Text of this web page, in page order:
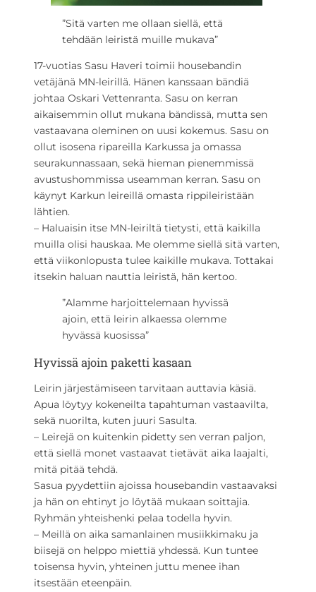
”Sitä varten me ollaan siellä, että
tehdään leiristä muille mukava”
17-vuotias Sasu Haveri toimii housebandin
vetäjänä MN-leirillä. Hänen kanssaan bändiä
johtaa Oskari Vettenranta. Sasu on kerran
aikaisemmin ollut mukana bändissä, mutta sen
vastaavana oleminen on uusi kokemus. Sasu on
ollut isosena ripareilla Karkussa ja omassa
seurakunnassaan, sekä hieman pienemmissä
avustushommissa useamman kerran. Sasu on
käynyt Karkun leireillä omasta rippileiristään
lähtien.
– Haluaisin itse MN-leiriltä tietysti, että kaikilla
muilla olisi hauskaa. Me olemme siellä sitä varten,
että viikonlopusta tulee kaikille mukava. Tottakai
itsekin haluan nauttia leiristä, hän kertoo.
”Alamme harjoittelemaan hyvissä
ajoin, että leirin alkaessa olemme
hyvässä kuosissa”
Hyvissä ajoin paketti kasaan
Leirin järjestämiseen tarvitaan auttavia käsiä.
Apua löytyy kokeneilta tapahtuman vastaavilta,
sekä nuorilta, kuten juuri Sasulta.
– Leirejä on kuitenkin pidetty sen verran paljon,
että siellä monet vastaavat tietävät aika laajalti,
mitä pitää tehdä.
Sasua pyydettiin ajoissa housebandin vastaavaksi
ja hän on ehtinyt jo löytää mukaan soittajia.
Ryhmän yhteishenki pelaa todella hyvin.
– Meillä on aika samanlainen musiikkimaku ja
biisejä on helppo miettiä yhdessä. Kun tuntee
toisensa hyvin, yhteinen juttu menee ihan
itsestään eteenpäin.